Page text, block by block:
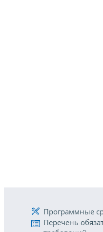
Программные
Перечень